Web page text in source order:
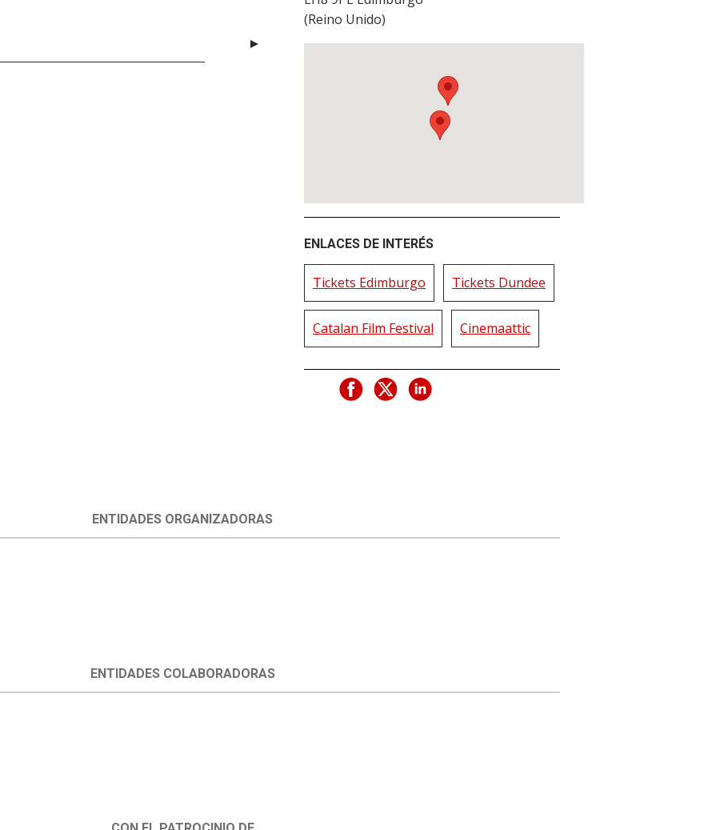
(Reino Unido)
ENLACES DE INTERÉS
Tickets Edimburgo Tickets Dundee
Catalan Film Festival Cinemaattic
ENTIDADES ORGANIZADORAS
ENTIDADES COLABORADORAS